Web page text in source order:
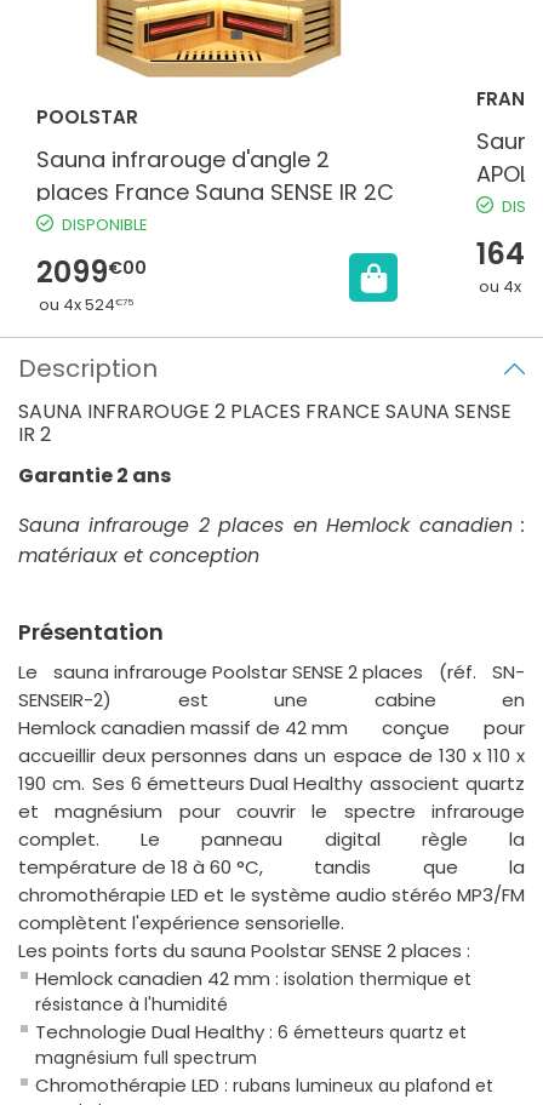
POOLSTAR
Sauna infrarouge d'angle 2
places France Sauna SENSE IR 2C
DISPONIBLE
2099€00
ou 4x 524€75
1649
ou 4x
Description
SAUNA INFRAROUGE 2 PLACES FRANCE SAUNA SENSE
IR 2
Garantie 2 ans
Sauna infrarouge 2 places en Hemlock canadien :
matériaux et conception
Présentation
Le sauna infrarouge Poolstar SENSE 2 places (réf. SN-
SENSEIR-2) est une cabine en
Hemlock canadien massif de 42 mm conçue pour
accueillir deux personnes dans un espace de 130 x 110 x
190 cm. Ses6 émetteurs Dual Healthy associent quartz
et magnésium pour couvrir le spectre infrarouge
complet. Le panneau digital règle la
température de 18 à 60 °C, tandis que la
chromothérapie LED et le système audio stéréo MP3/FM
complètent l'expérience sensorielle.
Les points forts du sauna Poolstar SENSE 2 places :
Hemlock canadien 42 mm : isolation thermique et
résistance à l'humidité
Technologie Dual Healthy : 6 émetteurs quartz et
magnésium full spectrum
Chromothérapie LED : rubans lumineux au plafond et